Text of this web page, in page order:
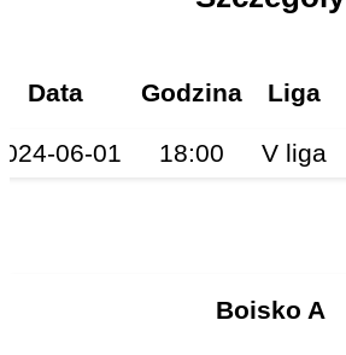
Data Godzina Liga
06-01 18:00 V liga
Boisko A